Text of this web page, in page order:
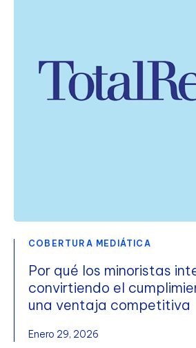
COBERTURA MEDIÁTICA
Por qué los minoristas
convirtiendo el
una ventaja competitiva
Enero 29, 2026